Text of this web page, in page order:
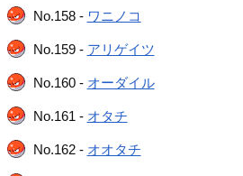
No.158 - ワニノコ
No.159 - アリゲイツ
No.160 - オーダイル
No.161 - オタチ
No.162 - オオタチ